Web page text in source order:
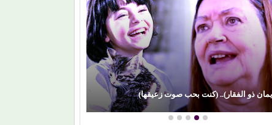
صراع صناع (الدراما العربية).. كيف رسخت (الصبّاح)
حضورها بين أبرز صناع الدراما…